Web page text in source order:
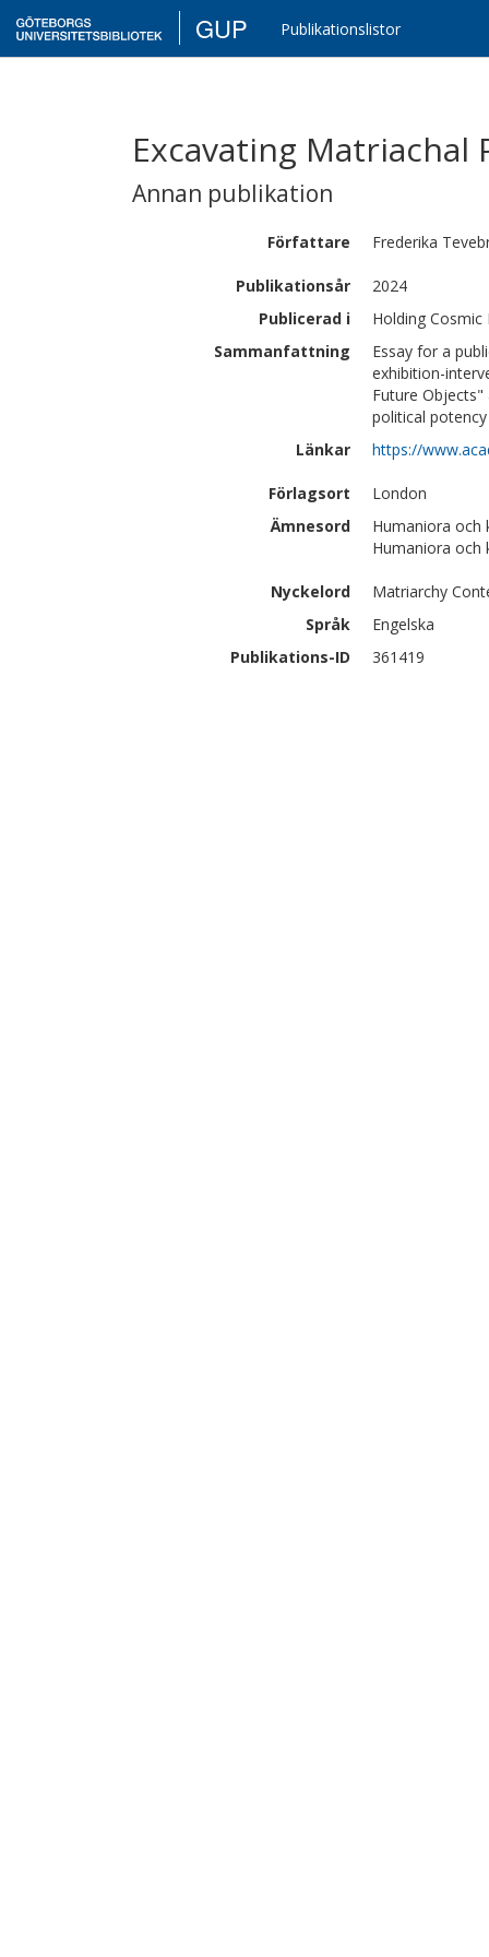
GUP Publikationslistor
Excavating Matriachal
Annan publikation
Författare Frederika
Publikationsår
2024
Publicerad i
Holding Cosmic
Sammanfattning
Essay for a
exhibition-
Future Objects"
political
Länkar
https://
Förlagsort
London
Ämnesord
Humaniora
Humaniora
Nyckelord
Matriarchy
Språk
Engelska
Publikations-ID
361419